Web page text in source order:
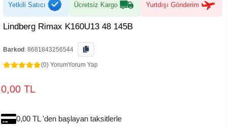
Yetkili Satıcı Ücretsiz Kargo Yurtdışı Gönderim
Lindberg Rimax K160U13 48 145B
Barkod : 8681843256544
(0) YorumYorum Yap
0,00 TL
0,00 TL 'den başlayan taksitlerle